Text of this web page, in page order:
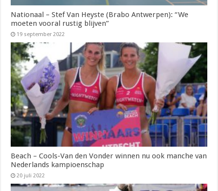
Nationaal – Stef Van Heyste (Brabo Antwerpen): “We
moeten vooral rustig blijven”
19 september 2022
Beach – Cools-Van den Vonder winnen nu ook manche van
Nederlands kampioenschap
20 juli 2022